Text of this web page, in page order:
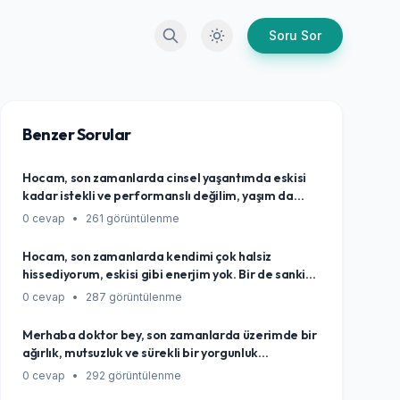
AramaKaranlık Mod
Soru Sor
Benzer Sorular
Hocam, son zamanlarda cinsel yaşantımda eskisi
kadar istekli ve performanslı değilim, yaşım da
kırkların sonuna yaklaştı. Bu durum tamamen yaşa,
bağlanabilecek doğal bir değişim mi, yoksa göz
ardı etmemem gereken bir sağlık sinyali mi olabilir
diye kafamı kurcalıyor?
0 cevap • 261 görüntülenme
Hocam, son zamanlarda kendimi çok halsiz
hissediyorum, eskisi gibi enerjim yok. Bir de sanki
durduk yere kilo alıyorum, canım hiçbir şey yapmak
çok aktiftim oysa. Acaba yaşlanıyor muyum diye
düşünmekten kendimi alamıyorum, yoksa bu durum
testosteron seviyemle mi alakalı olabilir?
0 cevap • 287 görüntülenme
Merhaba doktor bey, son zamanlarda üzerimde bir
ağırlık, mutsuzluk ve sürekli bir yorgunluk
hissediyorum. Sabahları yataktan kalkmak bile zor
0 cevap • 292 görüntülenme